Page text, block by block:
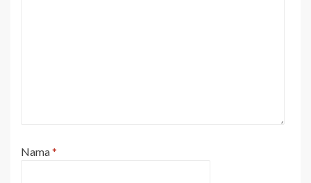
Nama*